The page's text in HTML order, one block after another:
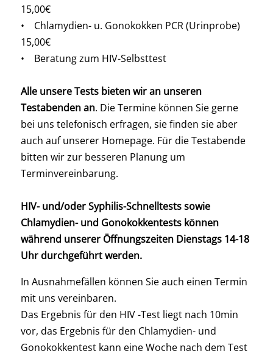
15,00€
• Chlamydien- u. Gonokokken PCR (Urinprobe)
15,00€
• Beratung zum HIV-Selbsttest
Alle unsere Tests bieten wir an unseren
Testabenden an. Die Termine können Sie gerne
bei uns telefonisch erfragen, sie finden sie aber
auch auf unserer Homepage. Für die Testabende
bitten wir zur besseren Planung um
Terminvereinbarung.
HIV- und/oder Syphilis-Schnelltests sowie
Chlamydien- und Gonokokkentests können
während unserer Öffnungszeiten Dienstags 14-18
Uhr durchgeführt werden.
In Ausnahmefällen können Sie auch einen Termin
mit uns vereinbaren.
Das Ergebnis für den HIV -Test liegt nach 10min
vor, das Ergebnis für den Chlamydien- und
Gonokokkentest kann eine Woche nach dem Test